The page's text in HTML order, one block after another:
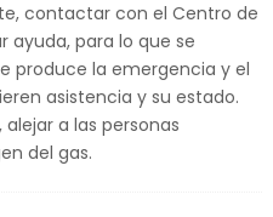
contactar con el Centro de
ayuda, para lo que se
produce la emergencia y el
asistencia y su estado.
a las personas
del gas.